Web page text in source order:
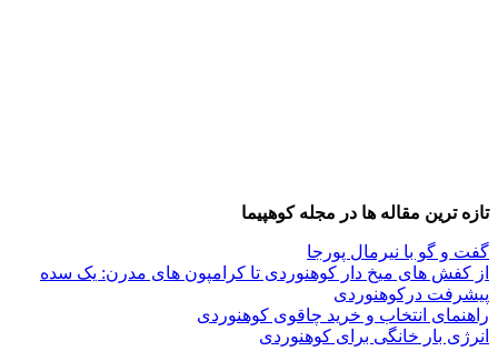
تازه ترین مقاله ها در مجله کوهپیما
گفت و گو با نیرمال پورجا
از کفش های میخ دار کوهنوردی تا کرامپون های مدرن: یک سده
پیشرفت درکوهنوردی
راهنمای انتخاب و خرید چاقوی کوهنوردی
انرژی بار خانگی برای کوهنوردی